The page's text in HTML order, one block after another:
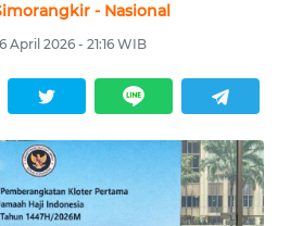
- Nasional
April 2026 - 21:16 WIB